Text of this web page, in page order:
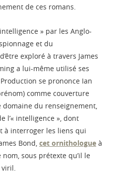
de ces romans.
» par les Anglo-
et du
exploré à travers James
a lui-même utilisé ses
se prononce Ian
comme couverture
domaine du renseignement,
l’« intelligence », dont
à interroger les liens qui
Bond, cet ornithologue à
sous prétexte qu’il le
viril.